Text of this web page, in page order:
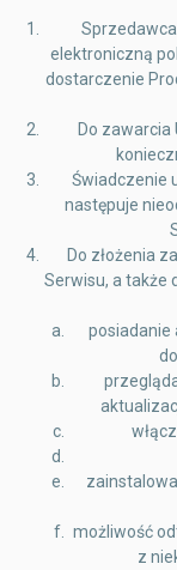
elektroniczną
dostarczenie
Do
Świadczenie
następuje
Do złożenia
Serwisu, a także
posiadanie
możliwość
z